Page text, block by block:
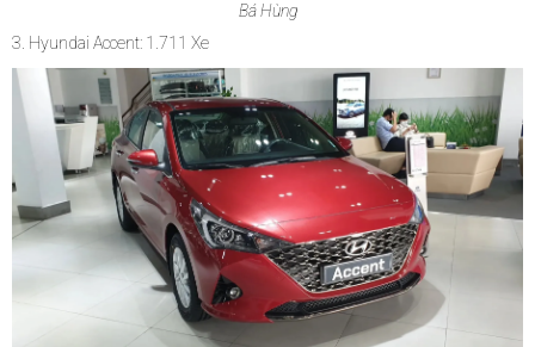
Bá Hùng
3. Hyundai Accent: 1.711 Xe